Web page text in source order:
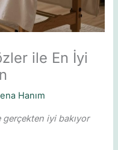
ile En İyi
Hanım
iyi bakıyor